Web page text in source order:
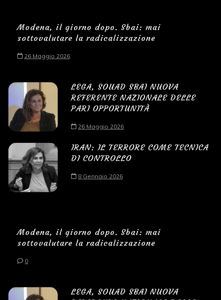
Modena, il giorno dopo. Sbai: mai
sottovalutare la radicalizzazione
26 Maggio 2026
LEGA, SOUAD SBAI NUOVA
REFERENTE NAZIONALE DELLE
PARI OPPORTUNITÀ
26 Maggio 2026
IRAN: IL TERRORE COME TECNICA
DI CONTROLLO
8 Gennaio 2026
Modena, il giorno dopo. Sbai: mai
sottovalutare la radicalizzazione
0
LEGA, SOUAD SBAI NUOVA